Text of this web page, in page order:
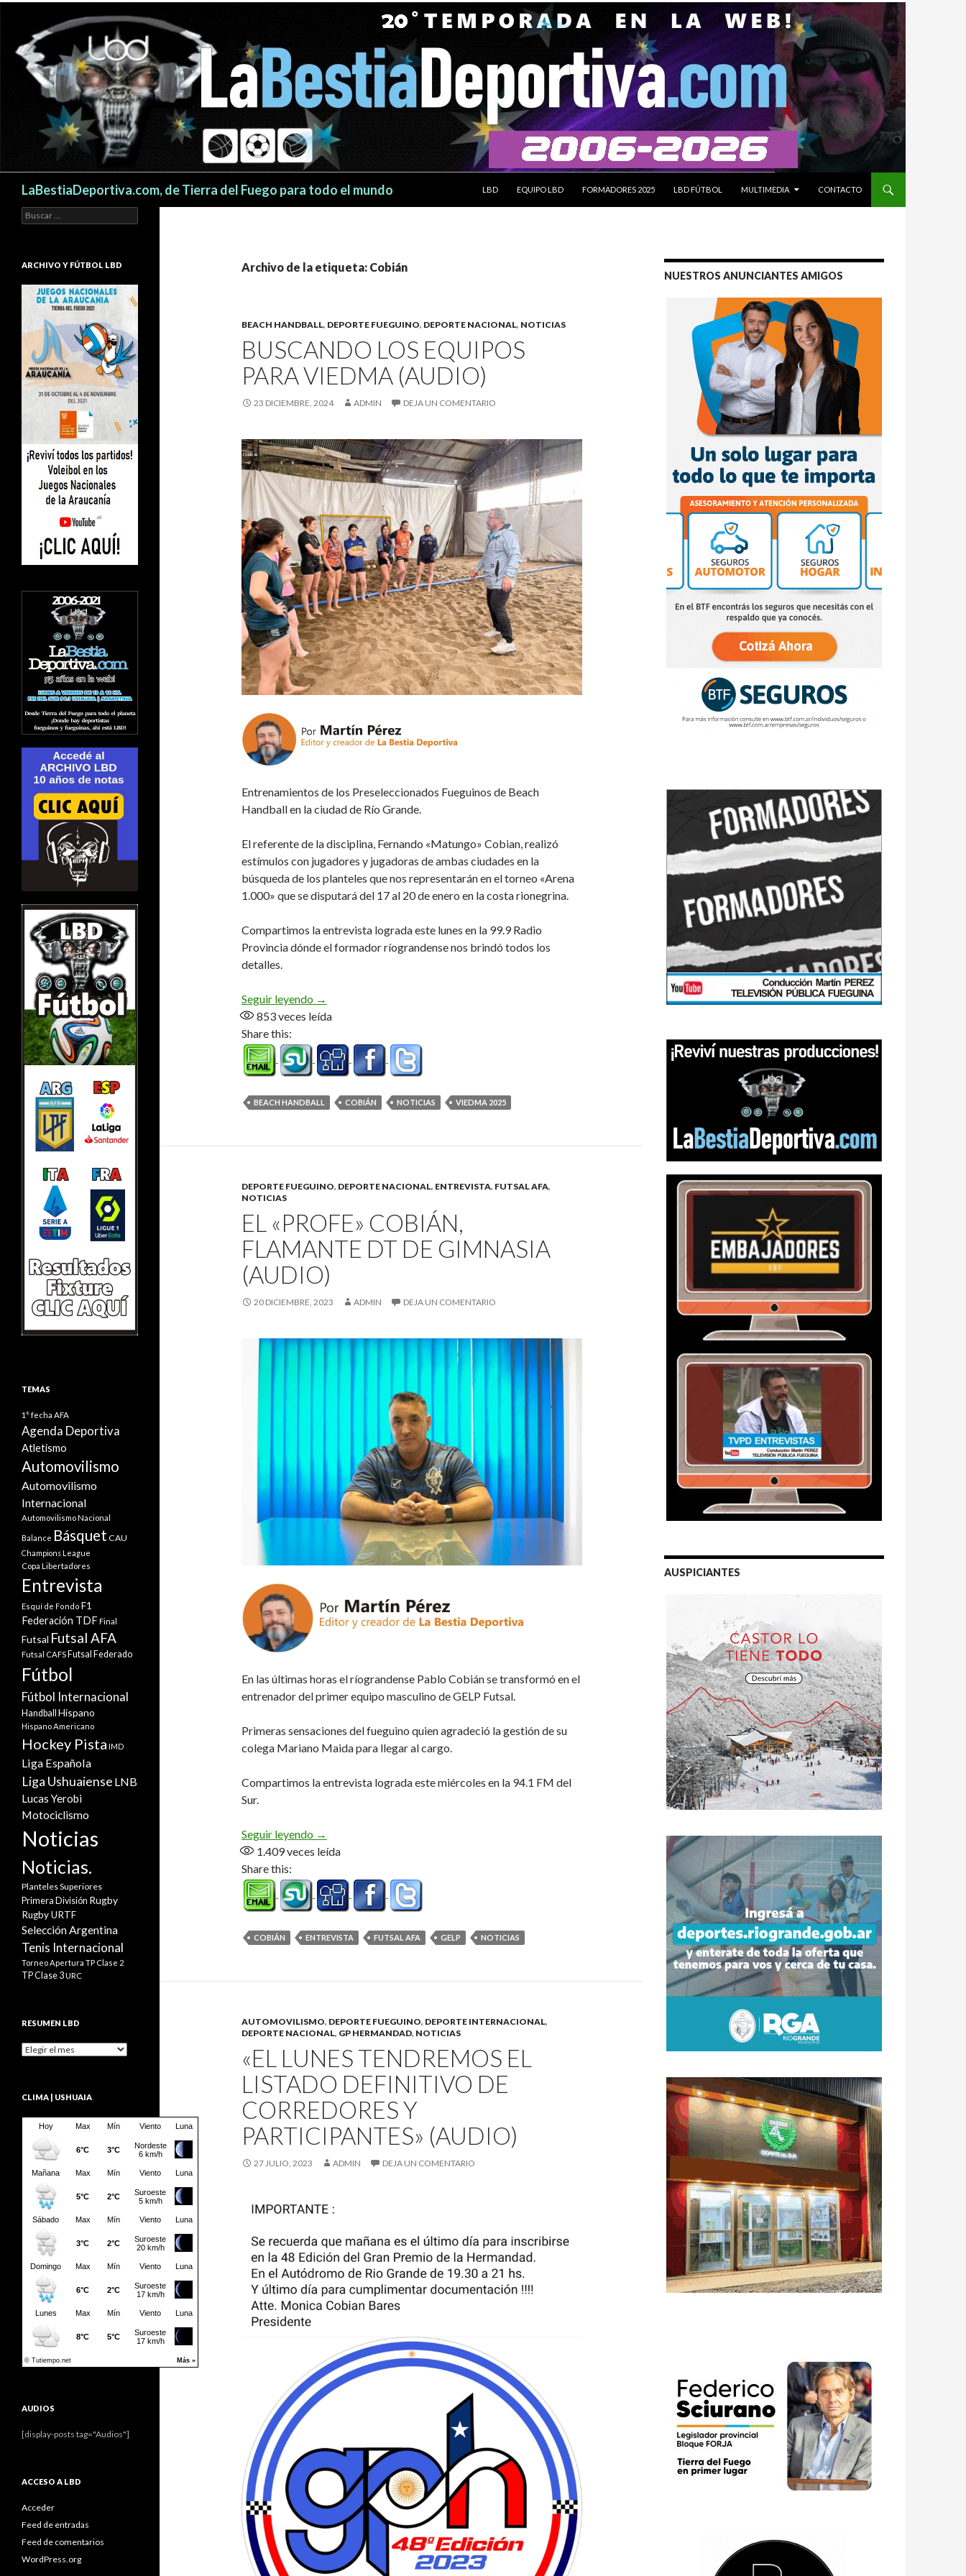
LaBestiaDeportiva.com, de Tierra del Fuego para todo el mundo
LBD
EQUIPO LBD FORMADORES 2025 LBD FÚTBOL MULTIMEDIA CONTACTO
Archivo de la etiqueta: Cobián
BEACH HANDBALL, DEPORTE FUEGUINO, DEPORTE NACIONAL, NOTICIAS
BUSCANDO LOS EQUIPOS
PARA VIEDMA (AUDIO)
23 DICIEMBRE, 2024 ADMIN DEJA UN COMENTARIO
Entrenamientos de los Preseleccionados Fueguinos de Beach
Handball en la ciudad de Río Grande.
El referente de la disciplina, Fernando «Matungo» Cobian, realizó
estímulos con jugadores y jugadoras de ambas ciudades en la
búsqueda de los planteles que nos representarán en el torneo «Arena
1.000» que se disputará del 17 al 20 de enero en la costa rionegrina.
Compartimos la entrevista lograda este lunes en la 99.9 Radio
Provincia dónde el formador ríograndense nos brindó todos los
detalles.
Seguir leyendo Buscando los equipos para Viedma (Audio)
→
853veces leída
Share this:
BEACH HANDBALL COBIÁN NOTICIAS VIEDMA 2025
DEPORTE FUEGUINO, DEPORTE NACIONAL, ENTREVISTA, FUTSAL AFA,
NOTICIAS
EL «PROFE» COBIÁN,
FLAMANTE DT DE GIMNASIA
(AUDIO)
20 DICIEMBRE, 2023 ADMIN DEJA UN COMENTARIO
En las últimas horas el ríograndense Pablo Cobián se transformó en el
entrenador del primer equipo masculino de GELP Futsal.
Primeras sensaciones del fueguino quien agradeció la gestión de su
colega Mariano Maida para llegar al cargo.
Compartimos la entrevista lograda este miércoles en la 94.1 FM del
Sur.
Seguir leyendo El «Profe» Cobián, flamante DT de Gimnasia (Audio)
→
1.409veces leída
Share this:
COBIÁN ENTREVISTA FUTSAL AFA GELP NOTICIAS
AUTOMOVILISMO, DEPORTE FUEGUINO, DEPORTE INTERNACIONAL,
DEPORTE NACIONAL, GP HERMANDAD, NOTICIAS
«EL LUNES TENDREMOS EL
LISTADO DEFINITIVO DE
CORREDORES Y
PARTICIPANTES» (AUDIO)
27 JULIO, 2023 ADMIN DEJA UN COMENTARIO
NUESTROS ANUNCIANTES AMIGOS
AUSPICIANTES
Buscar:
ARCHIVO Y FÚTBOL LBD
TEMAS
1° fecha AFA
Agenda Deportiva
Atletismo
Automovilismo
Automovilismo
Internacional
Automovilismo Nacional
Balance Básquet CAU
Champions League
Copa Libertadores
Entrevista
Esquí de Fondo F1
Federación TDF Final
Futsal Futsal AFA
Futsal CAFS Futsal Federado
Fútbol
Fútbol Internacional
Handball Hispano
Hispano Americano
Hockey Pista IMD
Liga Española
Liga Ushuaiense LNB
Lucas Yerobi
Motociclismo
Noticias
Noticias.
Planteles Superiores
Primera División Rugby
Rugby URTF
Selección Argentina
Tenis Internacional
Torneo Apertura TP Clase 2
TP Clase 3URC
RESUMEN LBD
Resumen
CLIMA | USHUAIA
AUDIOS
[display-posts tag="Audios"]
ACCESO A LBD
Acceder
Feed de entradas
Feed de comentarios
WordPress.org